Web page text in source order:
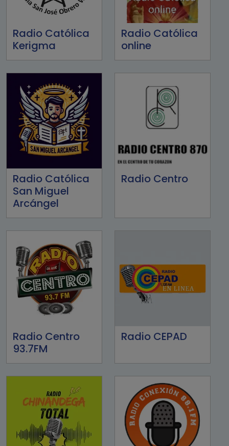
Radio Católica
Kerigma
Radio Católica
online
Radio Católica
San Miguel
Arcángel
Radio Centro
Radio Centro
93.7FM
Radio CEPAD